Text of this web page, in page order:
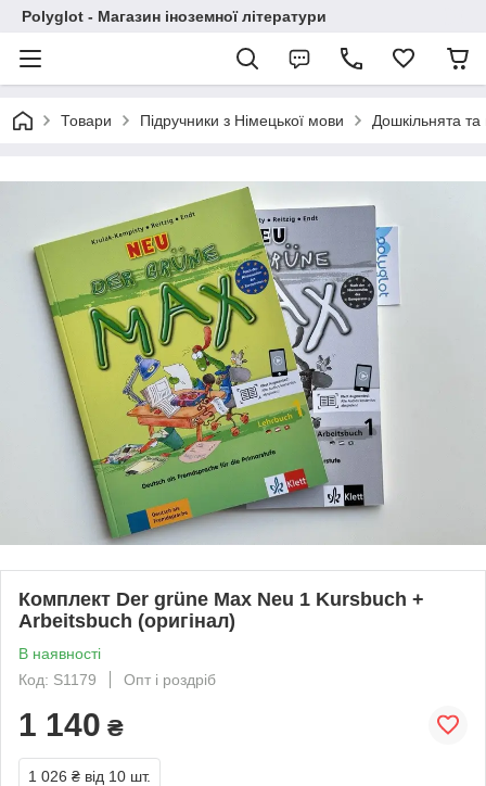
Polyglot - Магазин іноземної літератури
Товари Підручники з Німецької мови Дошкільнята
Комплект Der grüne Max Neu 1 Kursbuch +
Arbeitsbuch (оригінал)
В наявності
Код: S1179
Опт і роздріб
1 140 ₴
1 026 ₴ від 10 шт.